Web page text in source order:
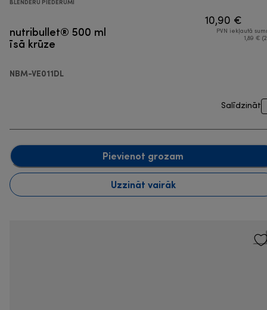
BLENDERU PIEDERUMI
nutribullet® 500 ml
īsā krūze
NBM-VE011DL
10,90 €
PVN iekļautā
1,89 €
Salīdzināt
Pievienot grozam
Uzzināt vairāk